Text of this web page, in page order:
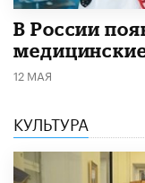
В России
12 МАЯ
КУЛЬТУРА